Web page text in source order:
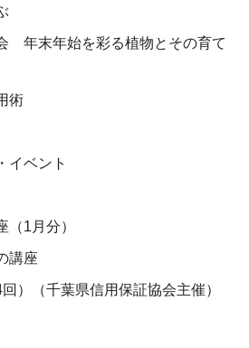
年末年始を彩る植物とその育て
術
イベント
（1月分）
講座
）（千葉県信用保証協会主催）